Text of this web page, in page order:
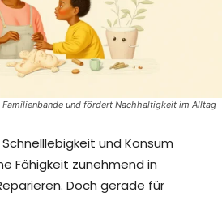
Familienbande und fördert Nachhaltigkeit im Alltag
und Konsum
Fähigkeit zunehmend in
Doch gerade für